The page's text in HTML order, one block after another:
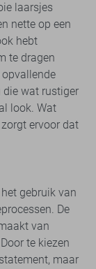
laarsjes
nette op een
hebt
te dragen
die wat rustiger
look. Wat
ervoor dat
gebruik van
De
van
te kiezen
maar